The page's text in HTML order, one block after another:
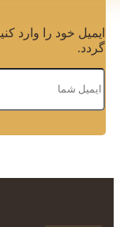
ایمیل خود را وارد
گردد.